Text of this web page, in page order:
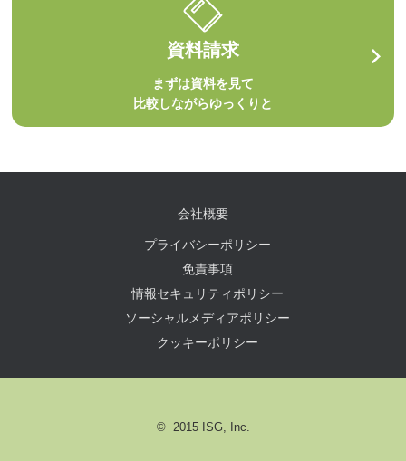
資料請求
まずは資料を見て
比較しながらゆっくりと
会社概要
プライバシーポリシー
免責事項
情報セキュリティポリシー
ソーシャルメディアポリシー
クッキーポリシー
© 2015 ISG, Inc.